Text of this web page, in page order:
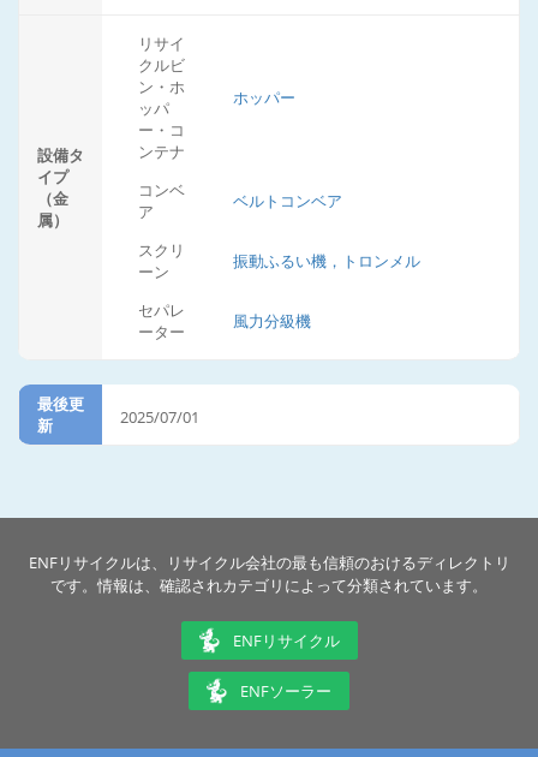
設備タ
イプ
（金
属）
リサイ
クルビ
ン・ホ
ッパ
ー・コ
ンテナ
ホッパー
コンベ
ア
ベルトコンベア
スクリ
ーン
振動ふるい機，トロンメル
セパレ
ーター
風力分級機
最後更
新
2025/07/01
ENFリサイクルは、リサイクル会社の最も信頼のおけるディレクトリ
です。情報は、確認されカテゴリによって分類されています。
ENFリサイクル
ENFソーラー